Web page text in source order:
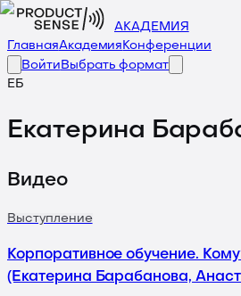
АКАДЕМИЯ
ГлавнаяАкадемия Конференции
Войти Выбрать формат
ЕБ
Екатерина
Видео
Выступление
Корпоративное обучение.
(Екатерина Барабанова,